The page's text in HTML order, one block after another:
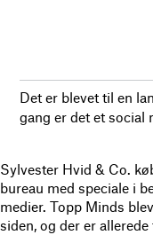
Det er blevet til en
gang er det et social
Sylvester Hvid & Co.
bureau med speciale i
medier. Topp Minds
siden, og der er allerede